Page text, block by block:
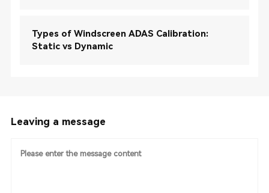
Types of Windscreen ADAS Calibration:
Static vs Dynamic
Leaving a message